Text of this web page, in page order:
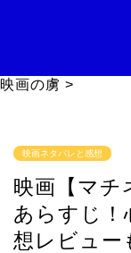
映画の虜 >
映画ネタバレと感想
映画【マチ
あらすじ！
想レビュー